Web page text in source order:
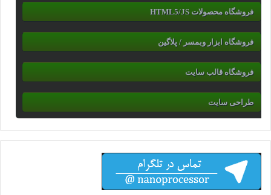
فروشگاه محصولات HTML5/JS
فروشگاه ابزار وبمسر / پلاگین
فروشگاه قالب سایت
طراحی سایت